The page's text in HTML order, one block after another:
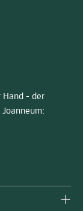
Hand - der